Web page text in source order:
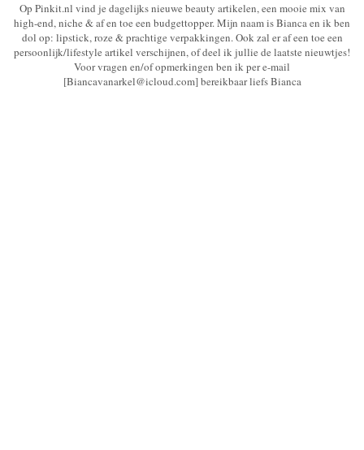
Op Pinkit.nl vind je dagelijks nieuwe beauty artikelen, een mooie mix van
high-end, niche & af en toe een budgettopper. Mijn naam is Bianca en ik ben
dol op: lipstick, roze & prachtige verpakkingen. Ook zal er af een toe een
persoonlijk/lifestyle artikel verschijnen, of deel ik jullie de laatste nieuwtjes!
Voor vragen en/of opmerkingen ben ik per e-mail
[Biancavanarkel@icloud.com] bereikbaar liefs Bianca